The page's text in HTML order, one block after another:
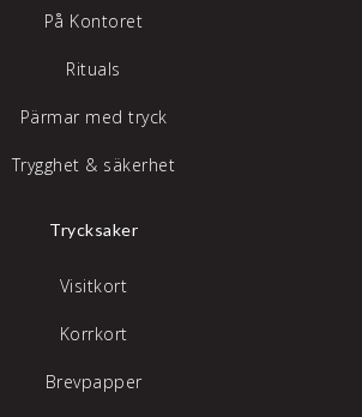
På Kontoret
Rituals
Pärmar med tryck
Trygghet & säkerhet
Trycksaker
Visitkort
Korrkort
Brevpapper